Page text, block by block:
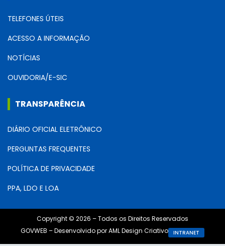
TELEFONES ÚTEIS
ACESSO A INFORMAÇÃO
NOTÍCIAS
OUVIDORIA/E-SIC
TRANSPARÊNCIA
DIÁRIO OFICIAL ELETRÔNICO
PERGUNTAS FREQUENTES
POLÍTICA DE PRIVACIDADE
PPA, LDO E LOA
Copyright © 2026 – Todos os Direitos Reservados
GOVWEB – Desenvolvido por AML Design Criativo
INTRANET